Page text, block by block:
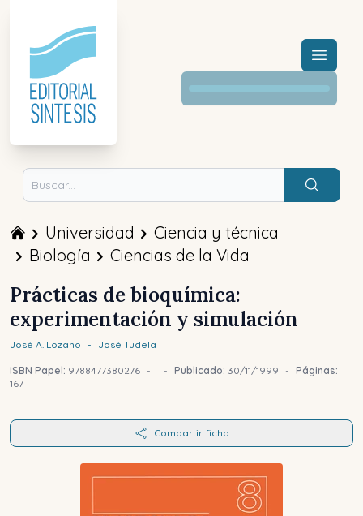
Menú
Buscar
Universidad
Ciencia y técnica
Biología
Ciencias de la Vida
Prácticas de bioquímica:
experimentación y simulación
José A. Lozano - José Tudela
ISBN Papel: 9788477380276 - - Publicado: 30/11/1999 - Páginas:
167
Compartir ficha